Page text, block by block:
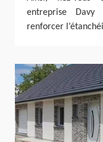
entreprise
renforcer